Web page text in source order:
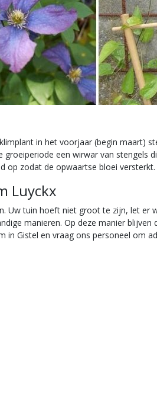
in het voorjaar (begin maart)
een wirwar van stengels
op zodat de opwaartse bloei versterkt.
Luyckx
Uw tuin hoeft niet groot te zijn, let
manieren. Op deze manier
in Gistel en vraag ons personeel om